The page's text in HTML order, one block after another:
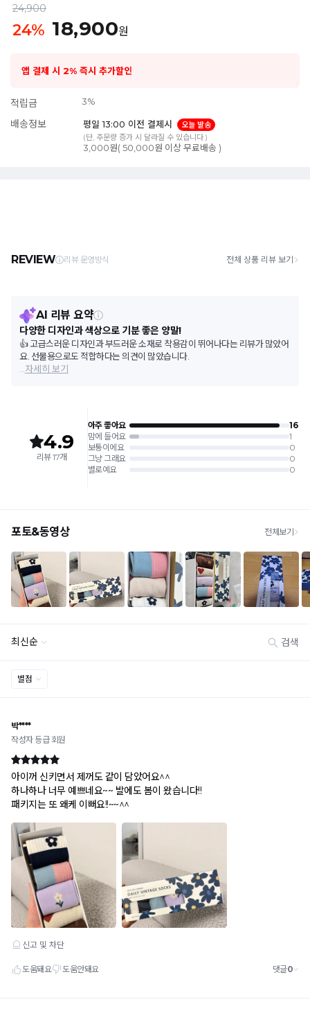
24,900
24% 18,900원
앱 결제 시 2% 즉시 추가할인
적립금 3%
배송정보 평일 13:00 이전 결제시
오늘 발송
(단, 주문량 증가 시 달라질 수 있습니다.)
3,000원( 50,000원 이상 무료배송 )